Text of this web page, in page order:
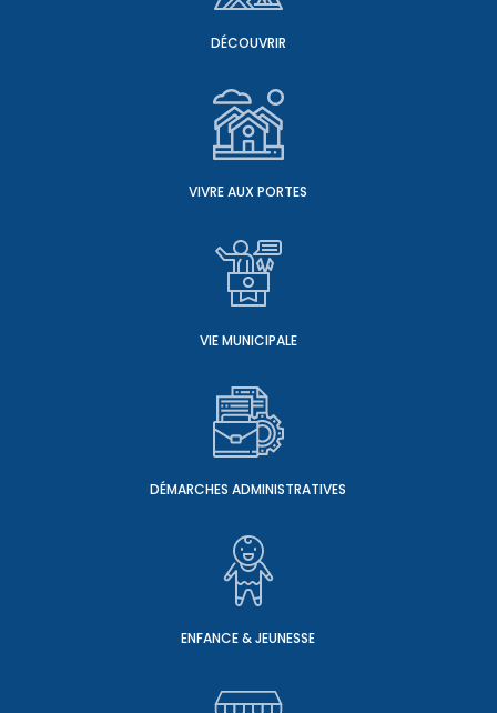
DÉCOUVRIR
VIVRE AUX PORTES
VIE MUNICIPALE
DÉMARCHES ADMINISTRATIVES
ENFANCE & JEUNESSE